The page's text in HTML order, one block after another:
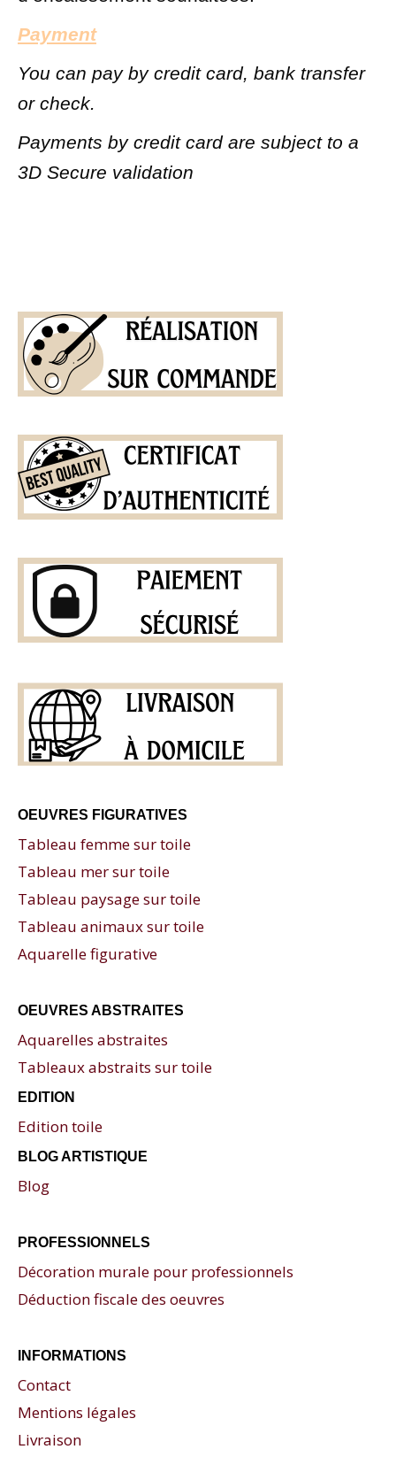
Payment
You can pay by credit card, bank transfer
or check.
Payments by credit card are subject to a
3D Secure validation
OEUVRES FIGURATIVES
Tableau femme sur toile
Tableau mer sur toile
Tableau paysage sur toile
Tableau animaux sur toile
Aquarelle figurative
OEUVRES ABSTRAITES
Aquarelles abstraites
Tableaux abstraits sur toile
EDITION
Edition toile
BLOG ARTISTIQUE
Blog
PROFESSIONNELS
Décoration murale pour professionnels
Déduction fiscale des oeuvres
INFORMATIONS
Contact
Mentions légales
Livraison